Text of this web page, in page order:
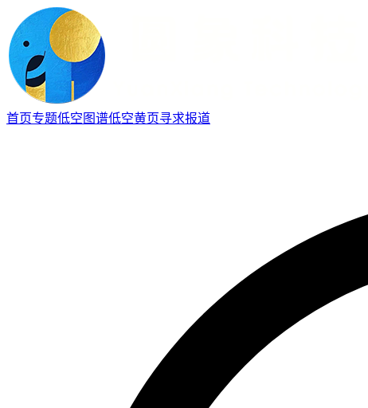
首页专题低空图谱低空黄页寻求报道